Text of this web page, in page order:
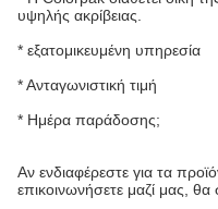
υψηλής ακρίβειας.
* εξατομικευμένη υπηρεσία
* Ανταγωνιστική τιμή
* Ημέρα παράδοσης;
Αν ενδιαφέρεστε για τα
επικοινωνήσετε μαζί μας,